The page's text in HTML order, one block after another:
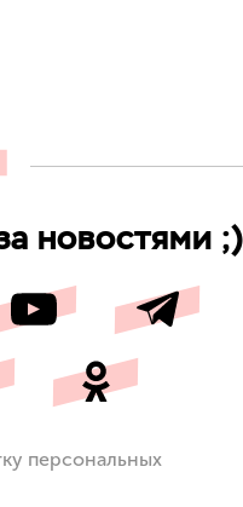
новостями ;)
персональных